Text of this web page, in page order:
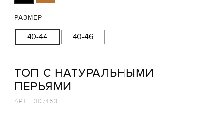
ТОП С НАТУРАЛЬНЫМИ
ПЕРЬЯМИ
АРТ. E007463
РАЗМЕР
40-44 40-46